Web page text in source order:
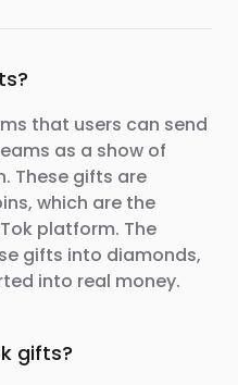
that users can send
as a show of
These gifts are
which are the
platform. The
gifts into diamonds,
into real money.
gifts?